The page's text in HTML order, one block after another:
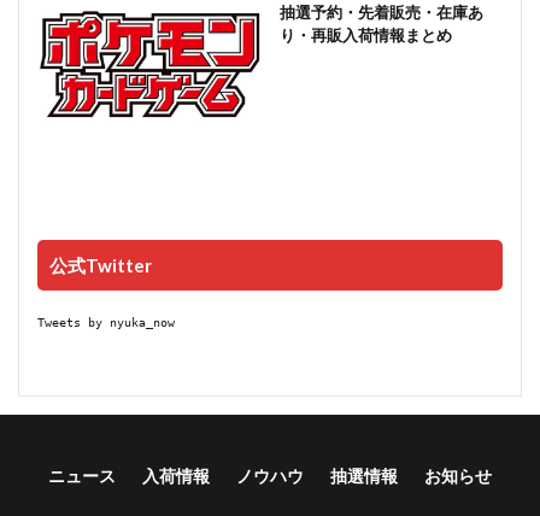
抽選予約・先着販売・在庫あ
り・再販入荷情報まとめ
公式Twitter
Tweets by nyuka_now
ニュース 入荷情報 ノウハウ 抽選情報 お知らせ